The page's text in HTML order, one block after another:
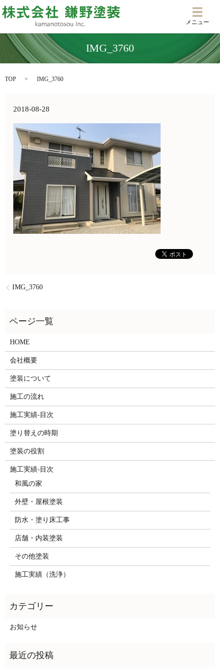
メニ
メニュー
IMG_3760
TOP IMG_3760
2018-08-28
IMG_3760
HOME
会社概要
塗装について
施工の流れ
施工実績-目次
塗り替えの時期
塗装の役割
施工実績-目次
和風の家
外壁・屋根塗装
防水・塗り床工事
店舗・内装塗装
その他塗装
施工実績（洗浄）
お知らせ